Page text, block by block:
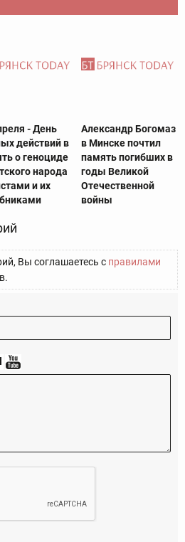
- День
действий в
о геноциде
народа
и их
Александр Богомаз
в Минске почтил
память погибших в
годы Великой
Отечественной
войны
Вы соглашаетесь с правилами